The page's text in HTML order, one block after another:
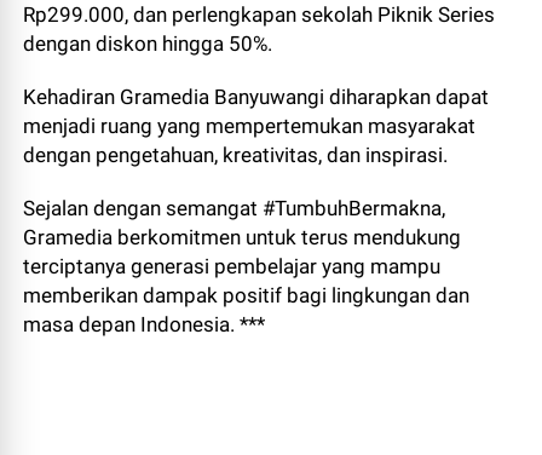
Rp299.000, dan perlengkapan sekolah Piknik Series
dengan diskon hingga 50%.
Kehadiran Gramedia Banyuwangi diharapkan dapat
menjadi ruang yang mempertemukan masyarakat
dengan pengetahuan, kreativitas, dan inspirasi.
Sejalan dengan semangat #TumbuhBermakna,
Gramedia berkomitmen untuk terus mendukung
terciptanya generasi pembelajar yang mampu
memberikan dampak positif bagi lingkungan dan
masa depan Indonesia. ***